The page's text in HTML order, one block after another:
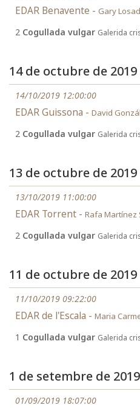
EDAR Benavente - Gary
2 Cogullada vulgar Galerida
14 de octubre de 2019
14/10/2019 12:00:00
EDAR Guissona - David
2 Cogullada vulgar Galerida
13 de octubre de 2019
13/10/2019 11:00:00
EDAR Torrent - Rafa Martínez
2 Cogullada vulgar Galerida
11 de octubre de 2019
11/10/2019 09:22:00
EDAR de l'Escala - Maria
1 Cogullada vulgar Galerida
1 de setembre de 2019
01/09/2019 18:07:00